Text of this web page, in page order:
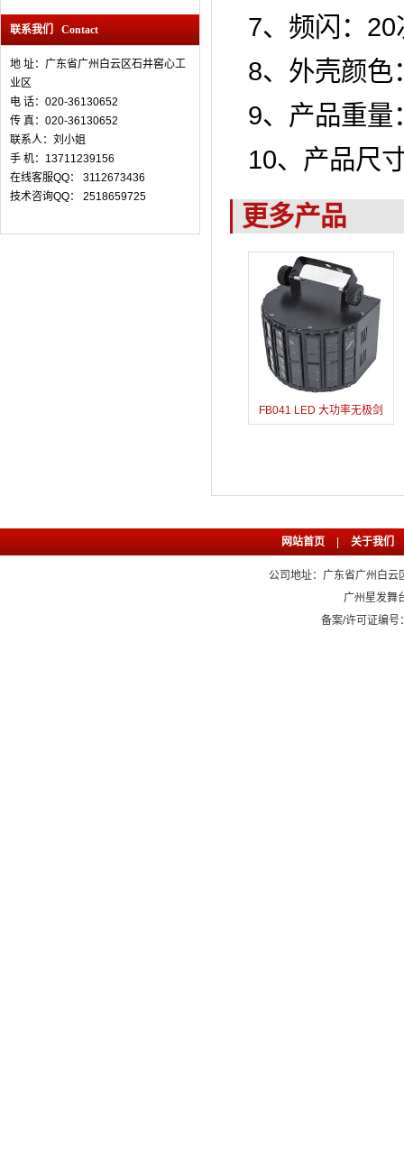
联系我们 Contact
地 址：广东省广州白云区石井窖心工
业区
电 话：020-36130652
传 真： 020-36130652
联系人：刘小姐
手 机：13711239156
在线客服QQ： 3112673436
技术咨询QQ： 2518659725
7、频闪：20
8、外壳颜色
9、产品重量
10、产品尺
更多产品
FB041 LED 大功率无极剑
网站首页 关于我们
公司地址：广东省广州白
广州星发舞
备案/许可证编号